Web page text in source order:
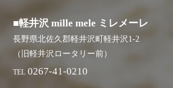
■軽井沢 mille mele ミレメーレ
長野県北佐久郡軽井沢町軽井沢1-2
（旧軽井沢ロータリー前）
TEL 0267-41-0210